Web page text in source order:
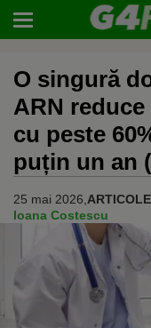
O singură
ARN
cu peste
puțin un an
25 mai 2026,
Ioana Costescu